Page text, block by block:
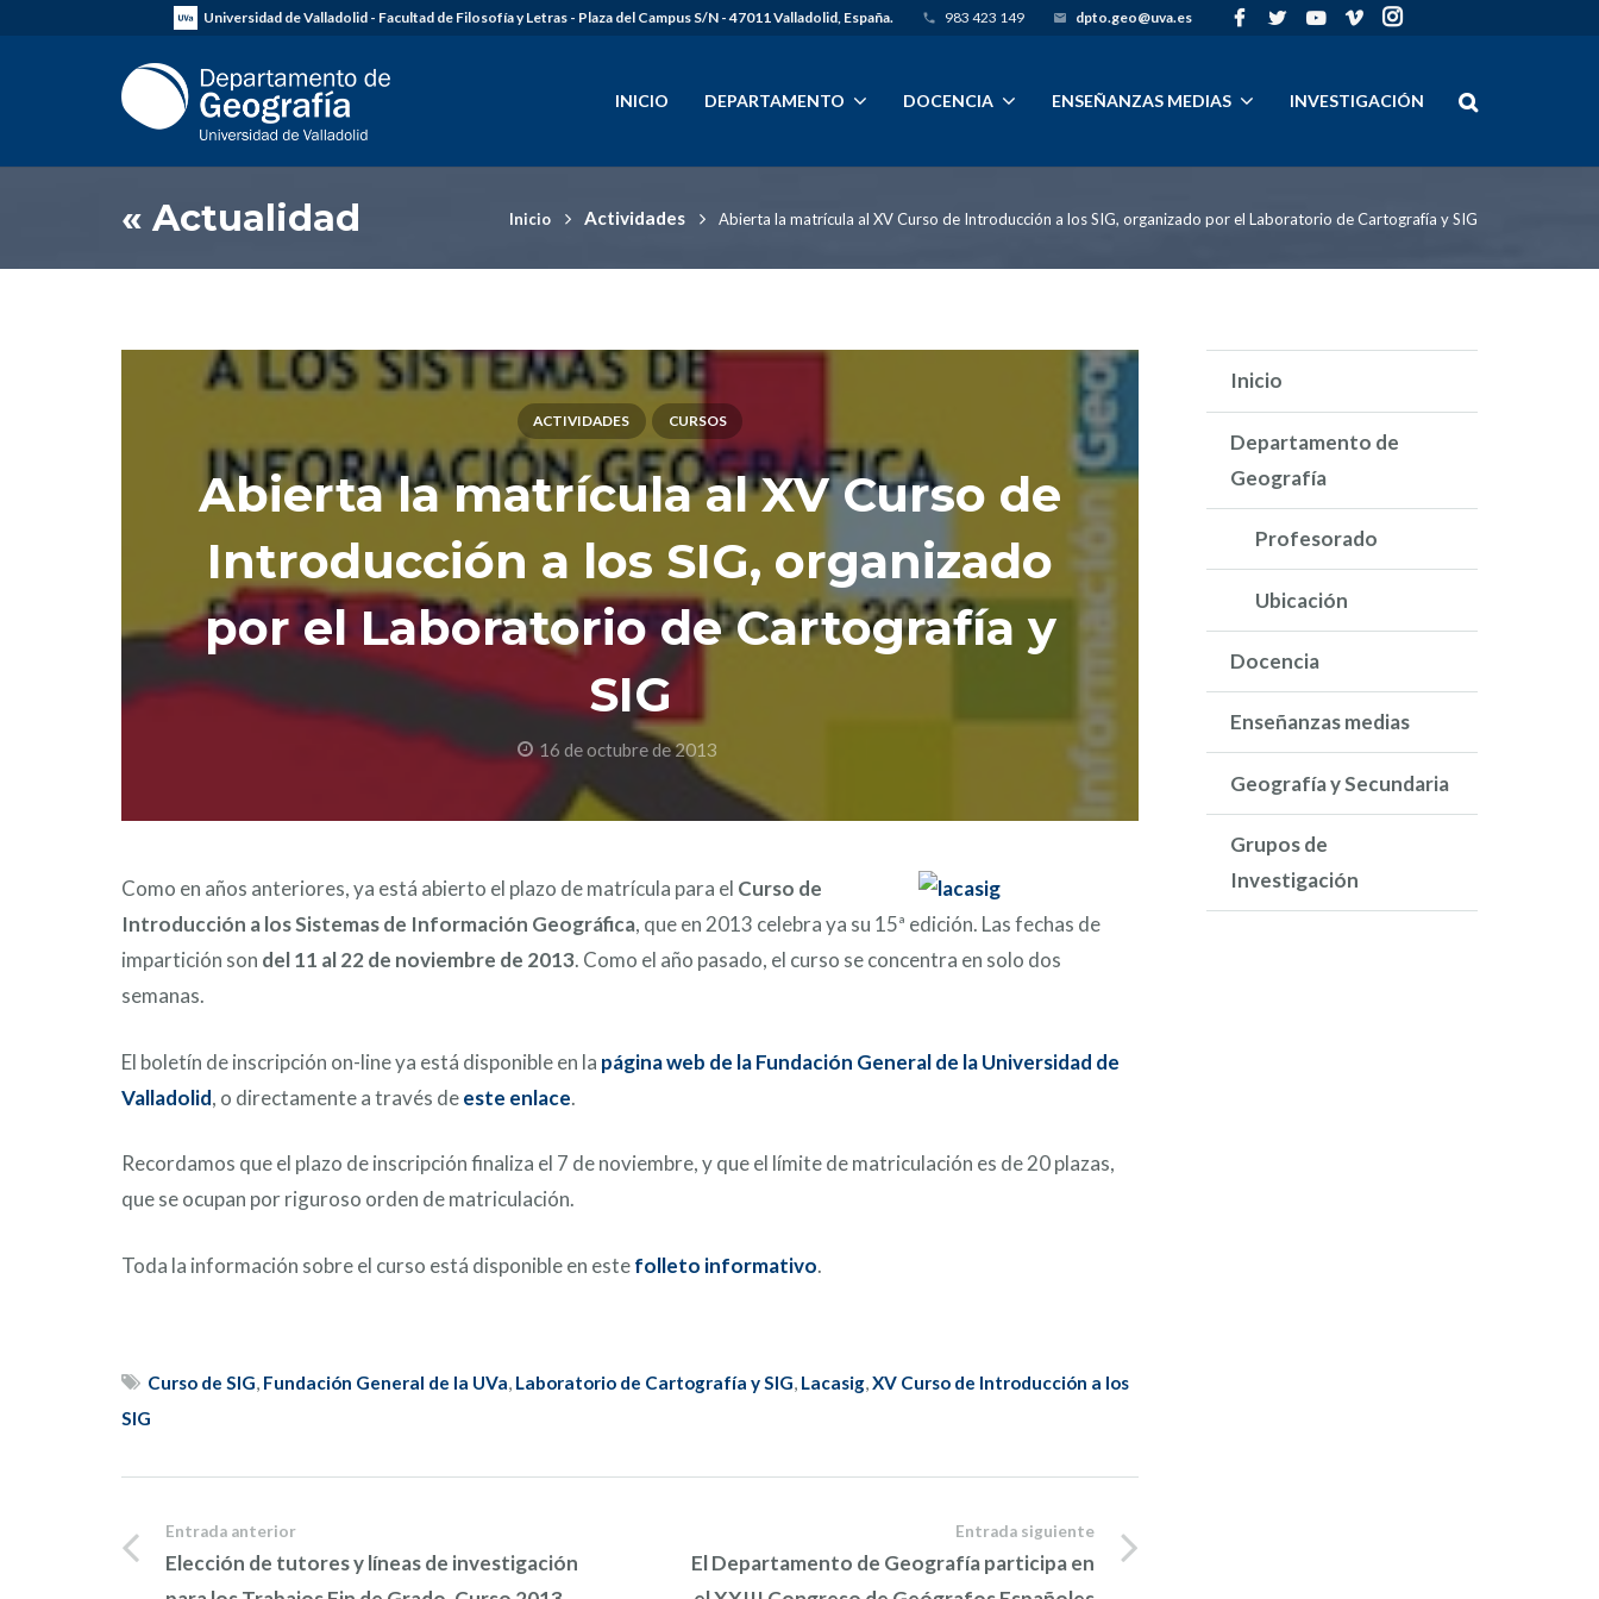
Universidad de Valladolid - Facultad de Filosofía y Letras - Plaza del Campus S/N - 47011 Valladolid, España. phone 983 423 149 email dpto.geo@uva.es
INICIO DEPARTAMENTO DOCENCIA ENSEÑANZAS MEDIAS INVESTIGACIÓN
« Actualidad Inicio Actividades Abierta la matrícula al XV Curso de Introducción a los SIG, organizado por el Laboratorio de Cartografía y SIG
Abierta la matrícula al XV Curso de
Introducción a los SIG, organizado
por el Laboratorio de Cartografía y
SIG
16 de octubre de 2013
ACTIVIDADES CURSOS
Como en años anteriores, ya está abierto el plazo de matrícula para el Curso de
Introducción a los Sistemas de Información Geográfica, que en 2013 celebra ya su 15ª edición. Las fechas de
impartición son del 11 al 22 de noviembre de 2013. Como el año pasado, el curso se concentra en solo dos
semanas.
El boletín de inscripción on-line ya está disponible en la página web de la Fundación General de la Universidad de
Valladolid, o directamente a través deeste enlace.
Recordamos que el plazo de inscripción finaliza el 7 de noviembre, y que el límite de matriculación es de 20 plazas,
que se ocupan por riguroso orden de matriculación.
Toda la información sobre el curso está disponible en estefolleto informativo.
Curso de SIG, Fundación General de la UVa, Laboratorio de Cartografía y SIG, Lacasig,XV Curso de Introducción a los
SIG
Entrada anterior
Elección de tutores y líneas de investigación
Entrada siguiente
El Departamento de Geografía participa en
Inicio
Departamento de
Geografía
Profesorado
Ubicación
Docencia
Enseñanzas medias
Geografía y Secundaria
Grupos de
Investigación